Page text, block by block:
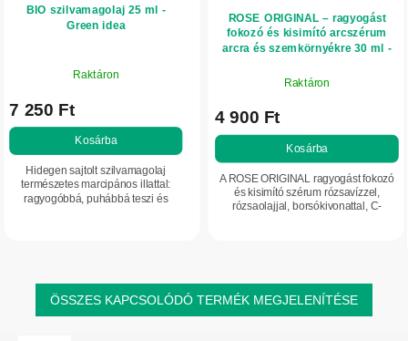
BIO szilvamagolaj 25 ml -
Green idea
Raktáron
7 250 Ft
Kosárba
Hidegen sajtolt szilvamagolaj
természetes marcipános illattal:
ragyogóbbá, puhábbá teszi és
ROSE ORIGINAL – ragyogást
fokozó és kisimító arcszérum
arcra és szemkörnyékre 30 ml -
Raktáron
4 900 Ft
Kosárba
A ROSE ORIGINAL ragyogást fokozó
és kisimító szérum rózsavízzel,
rózsaolajjal, borsókivonattal, C-
ÖSSZES KAPCSOLÓDÓ TERMÉK MEGJELENÍTÉSE